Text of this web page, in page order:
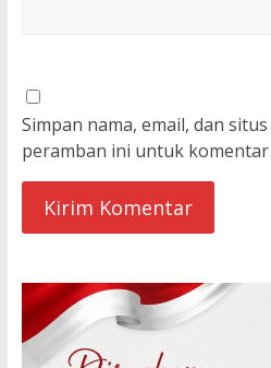
Simpan nama, email, dan
peramban ini untuk